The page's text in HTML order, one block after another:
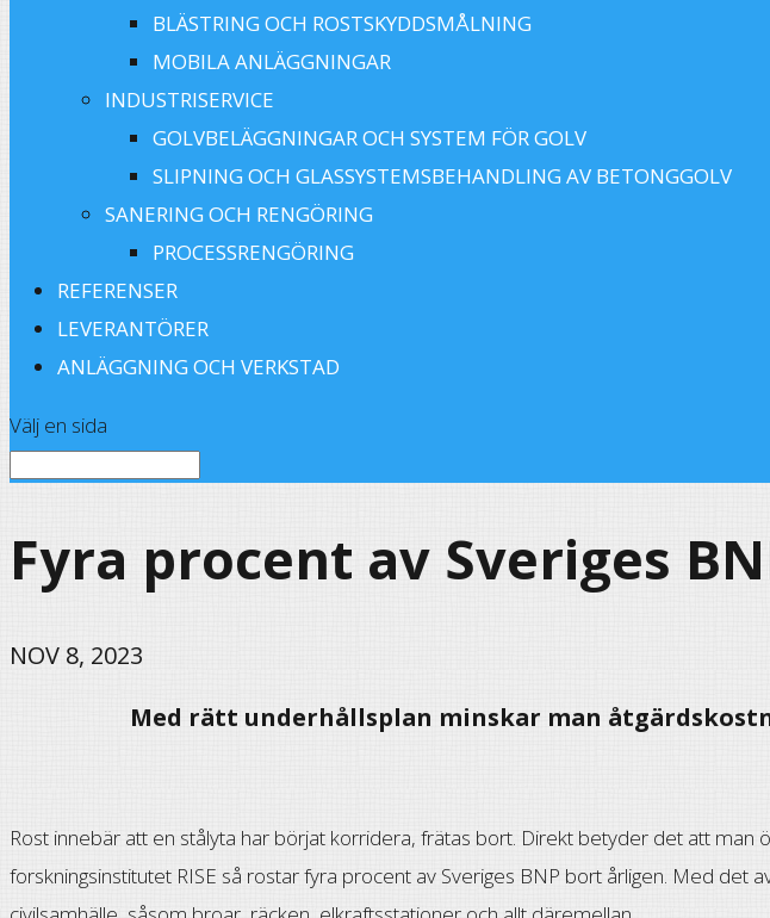
BLÄSTRING OCH ROSTSKYDDSMÅLNING
MOBILA ANLÄGGNINGAR
INDUSTRISERVICE
GOLVBELÄGGNINGAR OCH SYSTEM FÖR GOLV
SLIPNING OCH GLASSYSTEMSBEHANDLING AV BETONGGOLV
SANERING OCH RENGÖRING
PROCESSRENGÖRING
REFERENSER
LEVERANTÖRER
ANLÄGGNING OCH VERKSTAD
Välj en sida
Fyra procent av Sveriges
NOV 8, 2023
Med rätt underhållsplan minskar man
Rost innebär att en stålyta har börjat korridera, frätas bort. Direkt betyder det att man
forskningsinstitutet RISE så rostar fyra procent av Sveriges BNP bort årligen. Med det